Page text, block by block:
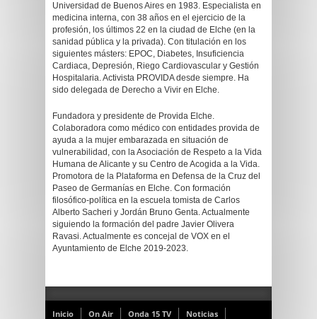
Universidad de Buenos Aires en 1983. Especialista en
medicina interna, con 38 años en el ejercicio de la
profesión, los últimos 22 en la ciudad de Elche (en la
sanidad pública y la privada). Con titulación en los
siguientes másters: EPOC, Diabetes, Insuficiencia
Cardiaca, Depresión, Riego Cardiovascular y Gestión
Hospitalaria. Activista PROVIDA desde siempre. Ha
sido delegada de Derecho a Vivir en Elche.
Fundadora y presidente de Provida Elche.
Colaboradora como médico con entidades provida de
ayuda a la mujer embarazada en situación de
vulnerabilidad, con la Asociación de Respeto a la Vida
Humana de Alicante y su Centro de Acogida a la Vida.
Promotora de la Plataforma en Defensa de la Cruz del
Paseo de Germanías en Elche. Con formación
filosófico-política en la escuela tomista de Carlos
Alberto Sacheri y Jordán Bruno Genta. Actualmente
siguiendo la formación del padre Javier Olivera
Ravasi. Actualmente es concejal de VOX en el
Ayuntamiento de Elche 2019-2023.
Inicio On Air Onda 15 TV Noticias